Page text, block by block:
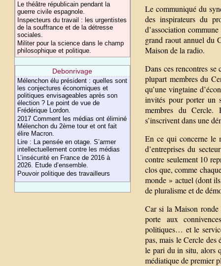
Le théâtre républicain pendant la
guerre civile espagnole.
Inspecteurs du travail : les urgentistes
de la souffrance et de la détresse
sociales.
Militer pour la science dans le champ
philosophique et politique.
Debonrivage
Mélenchon élu président : quelles sont
les conjectures économiques et
politiques envisageables après son
élection ? Le point de vue de
Frédérique Lordon.
2017 Comment les médias ont éliminé
Mélenchon du 2ème tour et ont fait
élire Macron.
Lire : La pensée en otage. S’armer
intellectuellement contre les médias
L’insécurité en France de 2016 à
2026. Etude d’ensemble.
Pouvoir politique des travailleurs
Le communiqué du
des inspirateurs du
d’association
grand raout annuel du
Maison de la radio.
Dans ces rencontres se
plupart membres du
qu’une vingtaine
invités pour porter un
membres du Cercle.
s’inscrivent dans une
En ce qui concerne le
d’entreprises du
contre seulement 10
clos que, comme
monde » actuel (dont
de pluralisme et de
Car si la Maison ronde
porte aux
politiques… et le
pas, mais le Cercle des
le pari du in situ, alors
médiatique de premier